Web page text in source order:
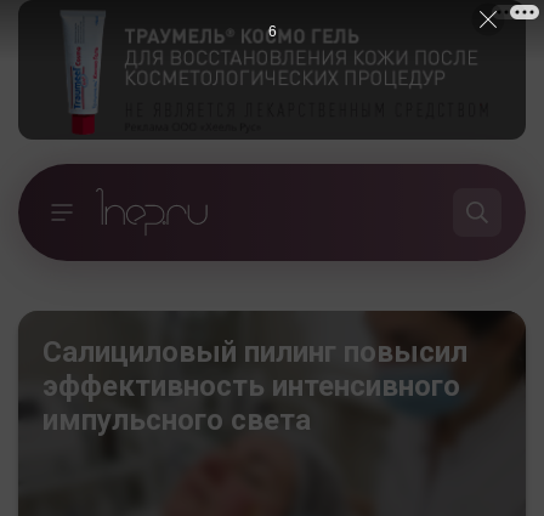
Салициловый пилинг повысил
эффективность интенсивного
импульсного света
5